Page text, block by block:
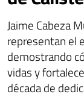
Jaime Cabeza
representan el
demostrando
vidas y
década de